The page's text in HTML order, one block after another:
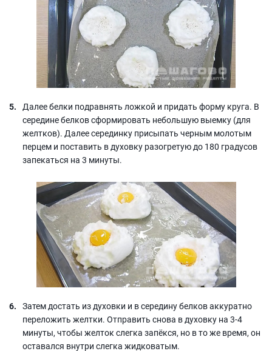
Далее белки подравнять ложкой и придать форму круга. В
середине белков сформировать небольшую выемку (для
желтков). Далее серединку присыпать черным молотым
перцем и поставить в духовку разогретую до 180 градусов
запекаться на 3 минуты.
Затем достать из духовки и в середину белков аккуратно
переложить желтки. Отправить снова в духовку на 3-4
минуты, чтобы желток слегка запёкся, но в то же время, он
оставался внутри слегка жидковатым.